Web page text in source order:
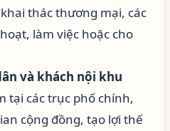
thác thương mại, các
làm việc hoặc cho
và khách nội khu
tại các trục phố chính,
cộng đồng, tạo lợi thế